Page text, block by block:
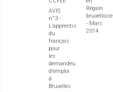
AVIS
n°3 -
L’apprentissage
du
français
pour
les
demandeurs
d’emploi
à
Bruxelles
Région
bruxelloise
- Mars
2014